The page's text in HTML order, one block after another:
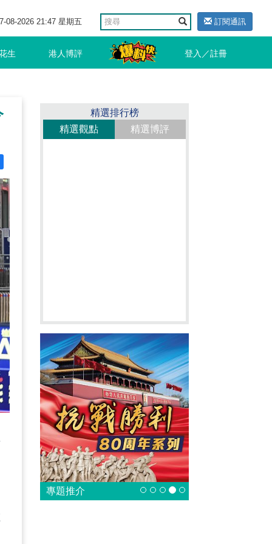
08-2026 21:47 星期五 訂閱通訊
生 港人博評 登入／註冊
精選排行榜
精選觀點
精選博評
專題推介